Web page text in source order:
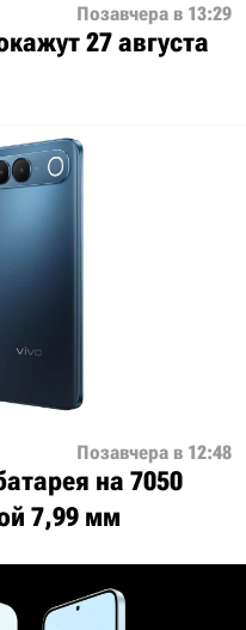
Позавчера в 13:29
27 августа
Позавчера в 12:48
на 7050
7,99 мм